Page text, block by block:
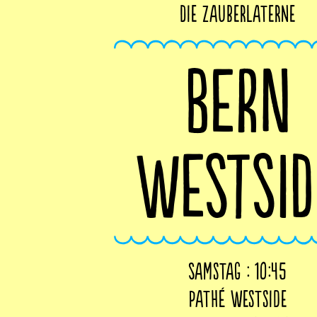
Die Zauberlaterne
BERN
Samstag : 10:45
Pathé Westside